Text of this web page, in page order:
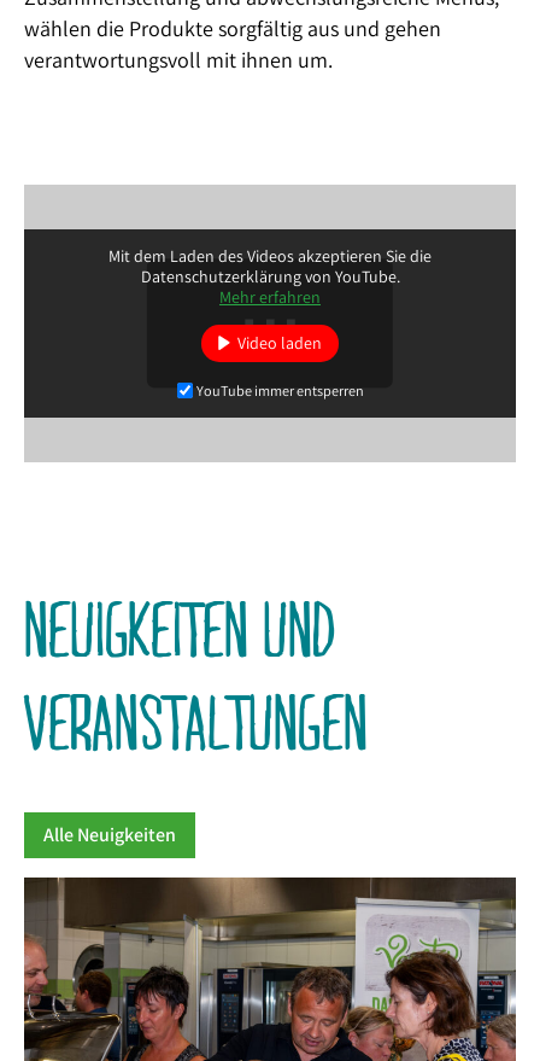
wählen die Produkte sorgfältig aus und gehen
verantwortungsvoll mit ihnen um.
Mit dem Laden des Videos akzeptieren Sie die
Datenschutzerklärung von YouTube.
Mehr erfahren
Video laden
YouTube immer entsperren
NEUIGKEITEN UND
VERANSTALTUNGEN
Alle Neuigkeiten